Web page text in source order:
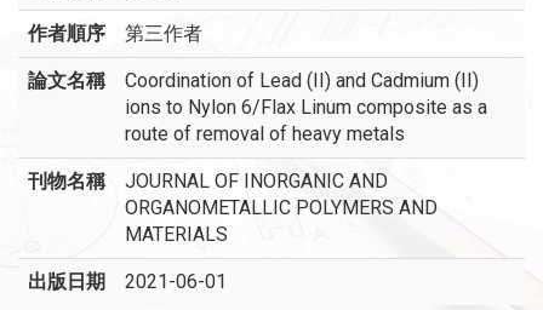
作者順序 第三作者
論文名稱
Coordination of Lead (II) and Cadmium (II)
ions to Nylon 6/Flax Linum composite as a
route of removal of heavy metals
刊物名稱
JOURNAL OF INORGANIC AND
ORGANOMETALLIC POLYMERS AND
MATERIALS
出版日期 2021-06-01